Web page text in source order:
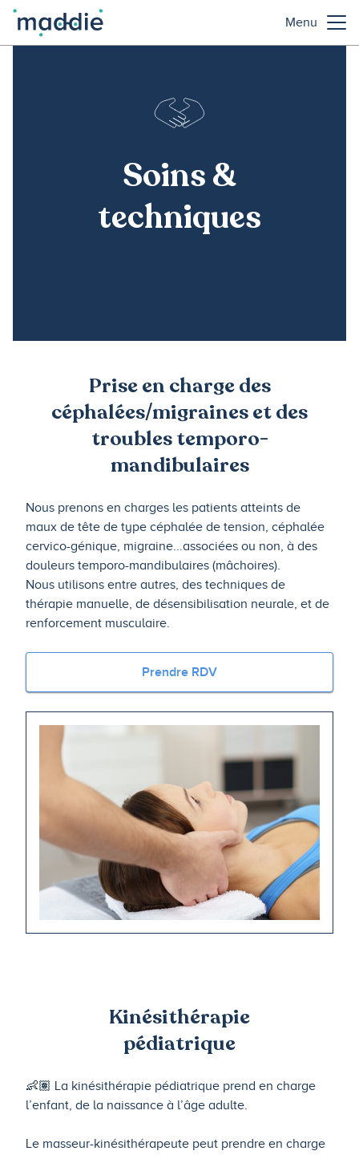
Menu
Soins &
techniques
Prise en charge des
céphalées/migraines et des
troubles temporo-
mandibulaires
Nous prenons en charges les patients atteints de
maux de tête de type céphalée de tension, céphalée
cervico-génique, migraine...associées ou non, à des
douleurs temporo-mandibulaires (mâchoires).
Nous utilisons entre autres, des techniques de
thérapie manuelle, de désensibilisation neurale, et de
renforcement musculaire.
Prendre RDV
Kinésithérapie
pédiatrique
👶🏽 La kinésithérapie pédiatrique prend en charge
l’enfant, de la naissance à l’âge adulte.
Le masseur-kinésithérapeute peut prendre en charge